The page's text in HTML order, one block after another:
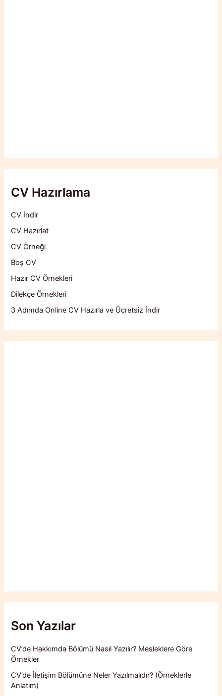
CV Hazırlama
CV İndir
CV Hazırlat
CV Örneği
Boş CV
Hazır CV Örnekleri
Dilekçe Örnekleri
3 Adımda Online CV Hazırla ve Ücretsiz İndir
Son Yazılar
CV’de Hakkımda Bölümü Nasıl Yazılır? Mesleklere Göre
Örnekler
CV’de İletişim Bölümüne Neler Yazılmalıdır? (Örneklerle
Anlatım)